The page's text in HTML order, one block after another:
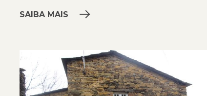
SAIBA MAIS